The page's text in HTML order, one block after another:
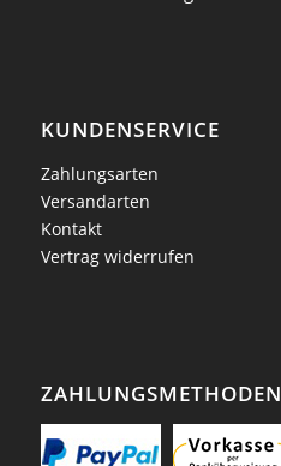
KUNDENSERVICE
Zahlungsarten
Versandarten
Kontakt
Vertrag widerrufen
ZAHLUNGSMETHODEN